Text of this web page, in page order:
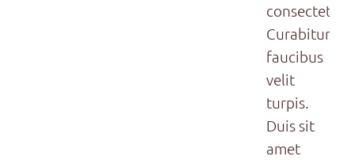
consectetur.
Curabitur
faucibus
velit
turpis.
Duis sit
amet